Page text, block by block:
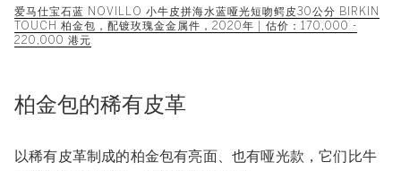
爱马仕宝石蓝 NOVILLO 小牛皮拼海水蓝哑光短吻鳄皮30公分 BIRKIN
TOUCH 柏金包，配镀玫瑰金金属件，2020年 | 估价：170,000 -
220,000 港元
柏金包的稀有皮革
以稀有皮革制成的柏金包有亮面、也有哑光款，它们比牛